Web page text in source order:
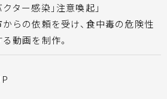
ター感染」注意喚起」
らの依頼を受け、食中毒の危険性
動画を制作。